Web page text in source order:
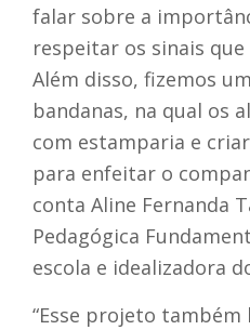
falar sobre a
respeitar os sinais
Além disso, fizemos
bandanas, na qual os
com estamparia e
para enfeitar o
conta Aline Fernanda
Pedagógica
escola e idealizadora
“Esse projeto